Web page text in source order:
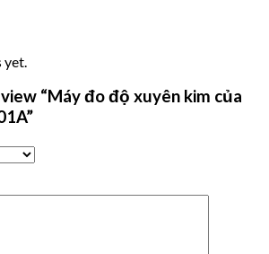
“Máy đo độ xuyên kim của